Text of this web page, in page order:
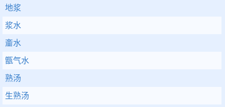
地浆
浆水
齑水
甑气水
熟汤
生熟汤